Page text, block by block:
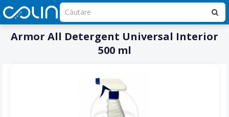
Armor All Detergent Universal Interior
500 ml